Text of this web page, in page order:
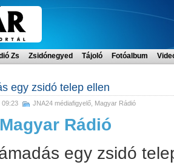
Zs Zsidónegyed Tájoló Fotóalbum
egy zsidó telep ellen
09:23 JNA24 médiafigyelő Magyar Rádió
Magyar Rádió
egy zsidó